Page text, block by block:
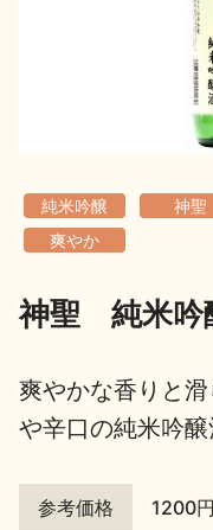
お楽しみコ
純米吟醸 神聖
爽やか
神聖 純米
爽やかな香りと
や辛口の純米吟醸
参考価格 1200